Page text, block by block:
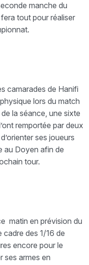
manche du
tout pour réaliser
camarades de Hanifi
lors du match
la séance, une sixte
remportée par deux
ses joueurs
au Doyen afin de
tour.
matin en prévision du
des 1/16 de
encore pour le
ses armes en